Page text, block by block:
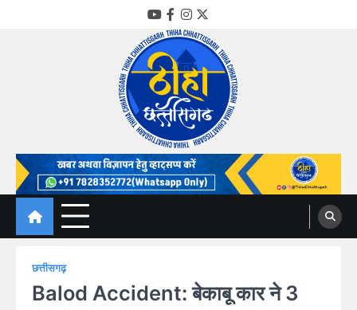
YouTube
Facebook
Instagram
Twitter
Thiha Chhattisgarh
गोठ जन-जन के
छत्तीसगढ़
Balod Accident: बेकाबू कार ने 3